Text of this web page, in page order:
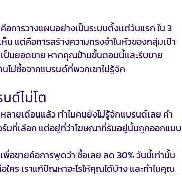
การวางแผนอย่างเป็นระบบตั้งแต่วันแรก ใน 3
แต่คือการสร้างความทรงจำในหัวของกลุ่มเป้า
ป็นยอดขาย หากคุณข้ามขั้นตอนนี้และรีบขาย
ไม่ซื้อจากแบรนด์ที่พวกเขาไม่รู้จัก
ด์ไม่โต
ายเดือนแล้ว ทำไมคนยังไม่รู้จักแบรนด์เลย คำ
มที่เลือก แต่อยู่ที่ว่าโฆษณาที่รันอยู่นั้นถูกออกแบบ
ขายคือการพูดว่า ซื้อเลย ลด 30% วันนี้เท่านั้น
คร เราแก้ปัญหาอะไรให้คุณได้บ้าง และทำไมคุณ